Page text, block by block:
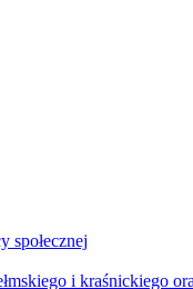
społecznej
i kraśnickiego